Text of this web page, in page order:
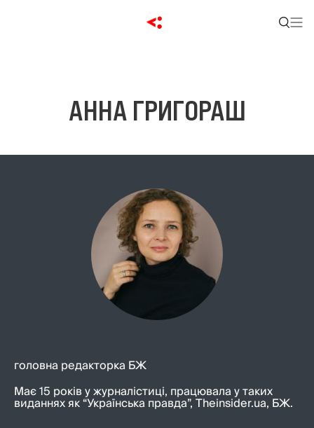
АННА ГРИГОРАШ
головна редакторка БЖ
Має 15 років у журналістиці, працювала у таких
виданнях як “Українська правда”, Theinsider.ua, БЖ.